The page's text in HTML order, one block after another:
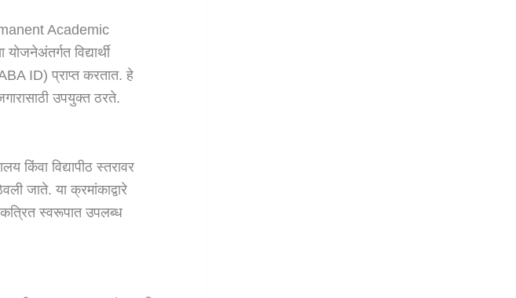
Academic
विद्यार्थी
ID) प्राप्त करतात. हे
उपयुक्त ठरते.
किंवा विद्यापीठ स्तरावर
जाते. या क्रमांकाद्वारे
स्वरूपात उपलब्ध